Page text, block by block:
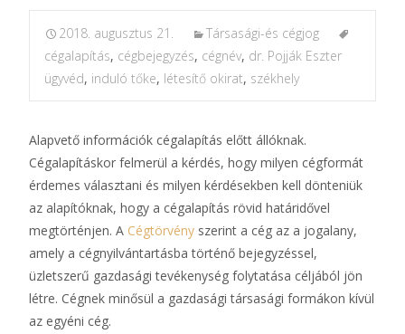
2018. augusztus 21.
Társasági-és cégjog
cégalapítás, cégbejegyzés, cégnév, dr. Pojják Eszter
ügyvéd, induló tőke, létesítő okirat, székhely
Alapvető információk cégalapítás előtt állóknak.
Cégalapításkor felmerül a kérdés, hogy milyen cégformát
érdemes választani és milyen kérdésekben kell dönteniük
az alapítóknak, hogy a cégalapítás rövid határidővel
megtörténjen. A Cégtörvény szerint a cég az a jogalany,
amely a cégnyilvántartásba történő bejegyzéssel,
üzletszerű gazdasági tevékenység folytatása céljából jön
létre. Cégnek minősül a gazdasági társasági formákon kívül
az egyéni cég.